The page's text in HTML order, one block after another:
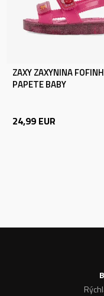
ZAXY ZAXYNINA
PAPETE BABY
24,99 EUR